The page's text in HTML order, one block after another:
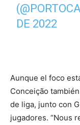
DE 2022
Aunque el foco
Conceição
de liga, junto con
jugadores. “Nous